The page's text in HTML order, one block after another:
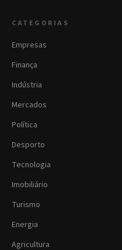
CATEGORIAS
Empresas
Finança
Indústria
Mercados
Política
Desporto
Tecnologia
Imobiliário
Turismo
Energia
Agricultura